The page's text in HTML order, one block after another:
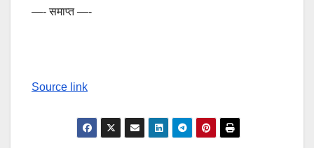
—- समाप्त —-
Source link